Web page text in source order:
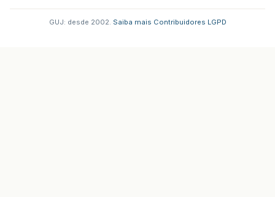
GUJ: desde 2002. Saiba mais Contribuidores LGPD